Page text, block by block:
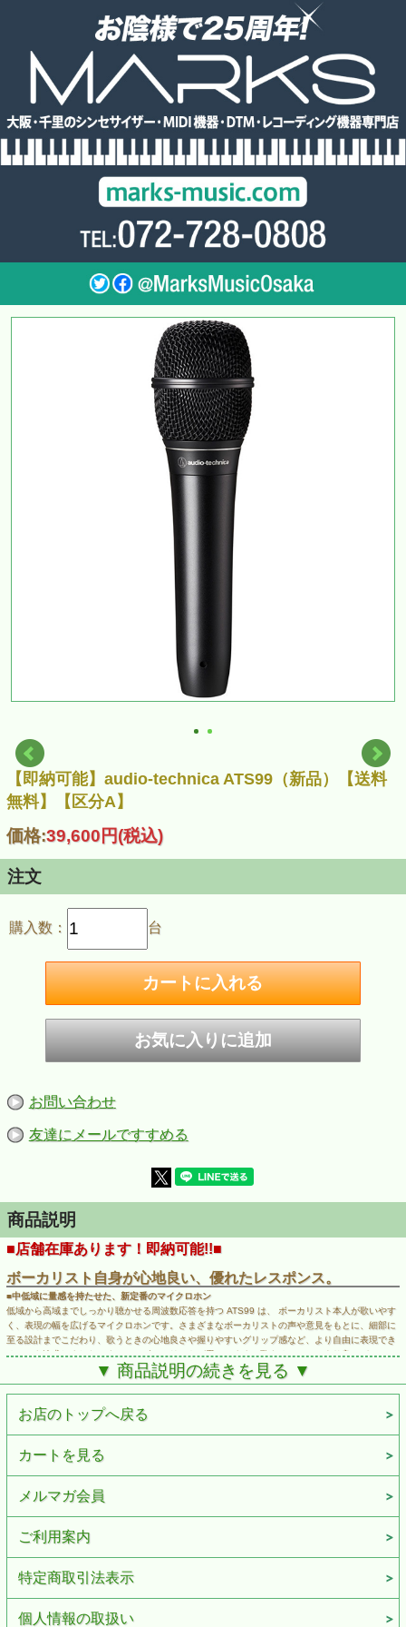
【即納可能】audio-technica ATS99（新品）【送料
無料】【区分A】
価格:39,600円(税込)
注文
購入数： 台
お問い合わせ
友達にメールですすめる
商品説明
■店舗在庫あります！即納可能!!■
ボーカリスト自身が心地良い、優れたレスポンス。
■中低域に量感を持たせた、新定番のマイクロホン
低域から高域までしっかり聴かせる周波数応答を持つ ATS99 は、 ボーカリスト本人が歌いやす
く、表現の幅を広げるマイクロホンです。さまざまなボーカリストの声や意見をもとに、細部に
至る設計までこだわり、歌うときの心地良さや握りやすいグリップ感など、より自由に表現でき
ることを追求しました。すべてのボーカリストが思いのままに歌えることで、より良いパフォー
マンスに貢献いたします。
量感のある中低域サウンド
・高磁力マグネットとステップアップトランスにより、高感度で量感のある中低域サウンド
・側面の音を拾いにくくライブステージなどで扱いやすいハイパーカーディオイド特性
・内部ショックマウント構造によりハンドリングノイズを低減
・軽量で扱いやすく疲れにくい、ハードな使用にも耐える堅牢なアルミ削り出しボティ
Specs
・周波数特性：60～16,000Hz
▼ 商品説明の続きを見る ▼
お店のトップへ戻る
カートを見る
メルマガ会員
ご利用案内
特定商取引法表示
個人情報の取扱い